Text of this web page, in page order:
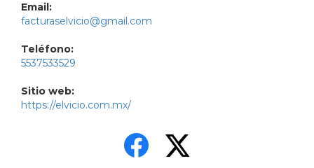
Email:
facturaselvicio@gmail.com
Teléfono:
5537533529
Sitio web:
https://elvicio.com.mx/